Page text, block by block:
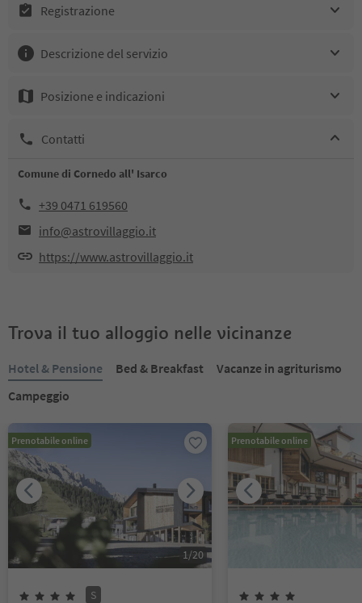
Registrazione
Descrizione del servizio
Posizione e indicazioni
Contatti
Comune di Cornedo all' Isarco
+39 0471 619560
info@astrovillaggio.it
https://www.astrovillaggio.it
Trova il tuo alloggio nelle vicinanze
Hotel & Pensione Bed & Breakfast
Vacanze in agriturismo
Campeggio
Prenotabile online
1/20
S
Prenotabile online